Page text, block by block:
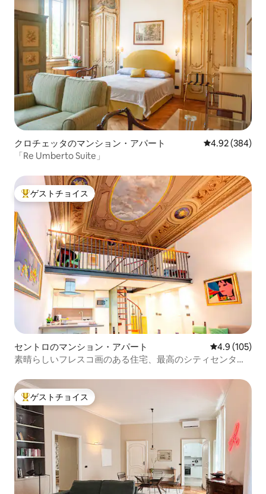
クロチェッタのマンション・アパート レビュー384
4.92 (384)
「Re Umberto Suite」
大好評のゲストチョイスです。
ゲストチョイス
セントロのマンション・アパート レビュー105
4.9 (105)
素晴らしいフレスコ画のある住宅、最高のシティセンタ
大好評のゲストチョイスです。
ゲストチョイス